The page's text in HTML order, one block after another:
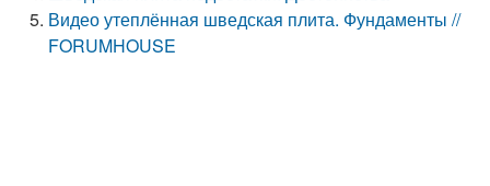
Видео утеплённая шведская плита. Фундаменты //
FORUMHOUSE